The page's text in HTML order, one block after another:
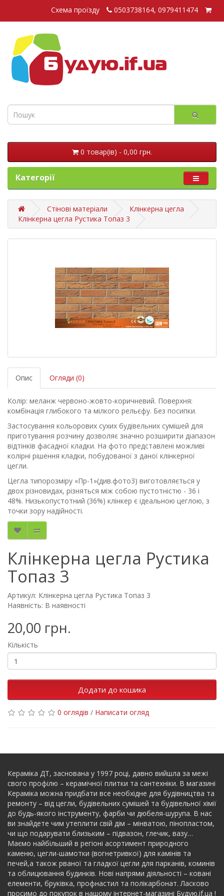
Схема проїзду 0503738164, 0979411474
0 товар(ів) - 0,00 грн.
Категорії
Стінові матеріали
Клінкерна цегла
Клінкерна цегла Рустика Топаз 3
Опис Огляди (0)
Колір: меланж червоно-жовто-коричневий. Поверхня:
комбінація глибокого та мілкого рельєфу. Без посипки.
Застосування кольорових сухих будівельних сумішей для
приготування розчину дозволяє значно розширити діапазон
відтінків фасадної кладки. На фото представлені можливі
колірні рішення кладки, побудованої з даної клінкерної
цегли.
Цегла типорозміру «Пр-1»(див.фото3) виготовляється у
двох різновидах, різняться між собою пустотністю - 36 і
48%. Низькопустотний (36%) клінкер є ідеальною цеглою, з
точки зору надійності.
Клінкерна цегла Рустика
Топаз 3
Артикул: Клінкерна цегла Рустика Топаз 3
Наявність: В наявності
20,00 грн.
Кількість
Додати до кошика
0 оглядів / Написати огляд
Кераміка ДТ, заснована у 1997 році, давно вийшла за межі
свого профілю – керамічної плитки та сантехніки. В магазині
Кераміка можна придбати все необхідне для будівництва та
ремонту – від цегли, будівельних сумішей та будівельної хімії
до будь-якого інструменту, фарби чи дюбеля-шурупа. В нас
ви знайдете чим утеплити свій дім – мінватою, пінопластом,
чи що подарувати близьким – підвазон, глечик, вазу…
Маємо найбільший в регіоні асортимент природного
каменю, цегли-шамотки (вогнетривкої) для камінів та
печей,а також рваної та гладкої цегли для парканів, коминів
та облицювання будинків. Нові напрями діяльності – ковані
елементи, бруківка, профнастил та полікарбонат. Ласково
просимо до покупок в нашому інтернет-магазині Будую.if.ua !